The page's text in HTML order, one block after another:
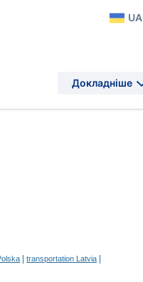
UA
Докладніше
transportation Latvia